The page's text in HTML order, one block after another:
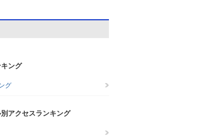
ング
グ
アクセスランキング